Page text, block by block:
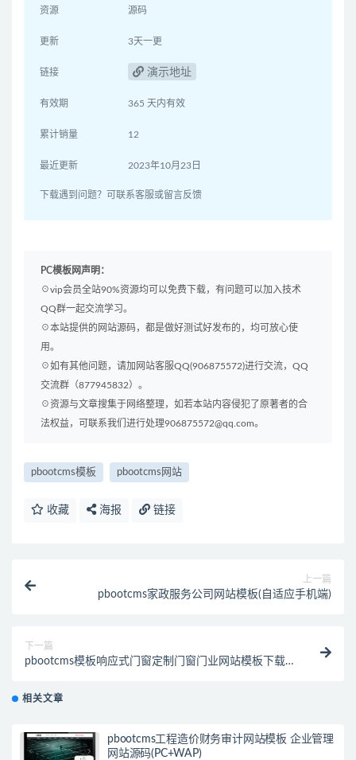
资源 源码
更新 3天一更
链接 演示地址
有效期 365 天内有效
累计销量 12
最近更新 2023年10月23日
下载遇到问题？可联系客服或留言反馈
PC模板网声明：
☉vip会员全站90%资源均可以免费下载，有问题可以加入技术
QQ群一起交流学习。
☉本站提供的网站源码，都是做好测试好发布的，均可放心使
用。
☉如有其他问题，请加网站客服QQ(906875572)进行交流，QQ
交流群（877945832）。
☉资源与文章搜集于网络整理，如若本站内容侵犯了原著者的合
法权益，可联系我们进行处理906875572@qq.com。
pbootcms模板 pbootcms网站
收藏 海报 链接
上一篇
pbootcms家政服务公司网站模板(自适应手机端)
下一篇
pbootcms模板响应式门窗定制门窗门业网站模板下载-
相关文章
pbootcms工程造价财务审计网站模板 企业管理
网站源码(PC+WAP)